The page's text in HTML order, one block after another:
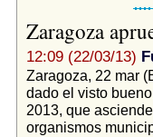
Zaragoza
12:09 (22/03/13)
Zaragoza, 22 mar
dado el visto
2013, que
organismos